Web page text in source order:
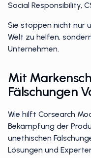
Social Responsibility,
Sie stoppen nicht nur
Welt zu helfen,
Unternehmen.
Mit
Fälschungen
Wie hilft Corsearch
Bekämpfung der
unethischen
Lösungen und